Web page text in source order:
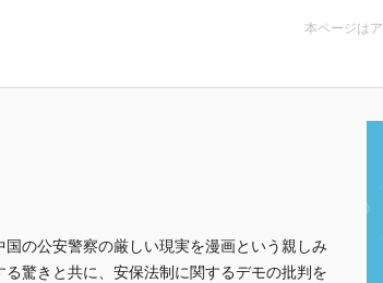
本ページは
の公安警察の厳しい現実を漫画という親しみ
驚きと共に、安保法制に関するデモの批判を